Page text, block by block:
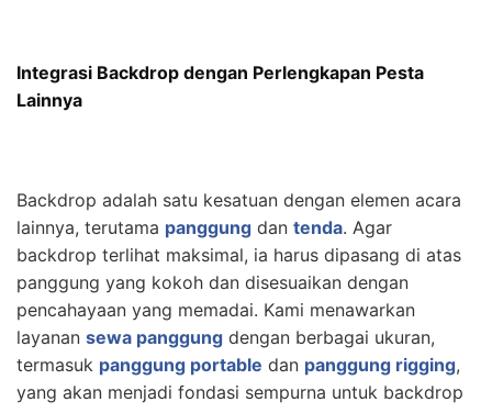
Integrasi Backdrop dengan Perlengkapan Pesta
Lainnya
Backdrop adalah satu kesatuan dengan elemen acara
lainnya, terutama panggung dan tenda. Agar
backdrop terlihat maksimal, ia harus dipasang di atas
panggung yang kokoh dan disesuaikan dengan
pencahayaan yang memadai. Kami menawarkan
layanan sewa panggung dengan berbagai ukuran,
termasuk panggung portable dan panggung rigging,
yang akan menjadi fondasi sempurna untuk backdrop